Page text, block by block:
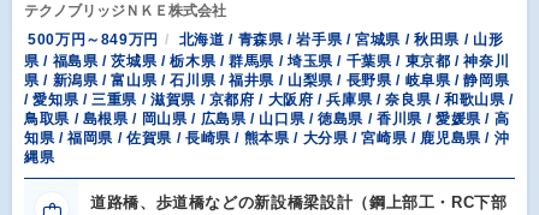
テクノブリッジＮＫＥ株式会社
500万円～849万円
北海道 / 青森県 / 岩手県 / 宮城県 / 秋田県 / 山形
県 / 福島県 / 茨城県 / 栃木県 / 群馬県 / 埼玉県 / 千葉県 / 東京都 / 神奈川
県 / 新潟県 / 富山県 / 石川県 / 福井県 / 山梨県 / 長野県 / 岐阜県 / 静岡県
/ 愛知県 / 三重県 / 滋賀県 / 京都府 / 大阪府 / 兵庫県 / 奈良県 / 和歌山県 /
鳥取県 / 島根県 / 岡山県 / 広島県 / 山口県 / 徳島県 / 香川県 / 愛媛県 / 高
知県 / 福岡県 / 佐賀県 / 長崎県 / 熊本県 / 大分県 / 宮崎県 / 鹿児島県 / 沖
縄県
道路橋、歩道橋などの新設橋梁設計（鋼上部工・RC下部